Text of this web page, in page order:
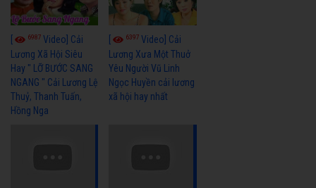
6987 Video] Cải
Lương Xã Hội Siêu
Hay " LỠ BƯỚC SANG
NGANG " Cải Lương Lệ
Thuỷ, Thanh Tuấn,
Hồng Nga
6397Video] Cải
Lương Xưa Một Thuở
Yêu Người Vũ Linh
Ngọc Huyền cải lương
xã hội hay nhất